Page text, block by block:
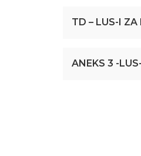
TD – LUS-I ZA
ANEKS 3 -